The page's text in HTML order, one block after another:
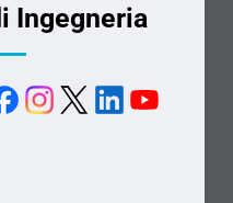
Ingegneria